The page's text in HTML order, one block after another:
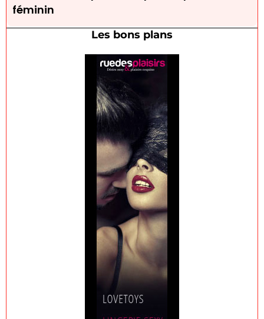
féminin
Les bons plans